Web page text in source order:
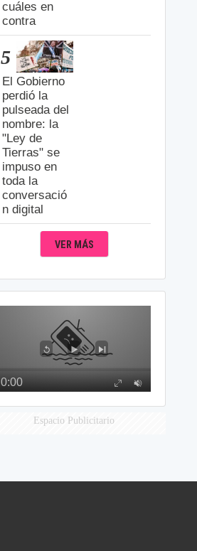
cuáles en
contra
5
El Gobierno
perdió la
pulseada del
nombre: la
"Ley de
Tierras" se
impuso en
toda la
conversació
n digital
VER MÁS
Espacio Publicitario